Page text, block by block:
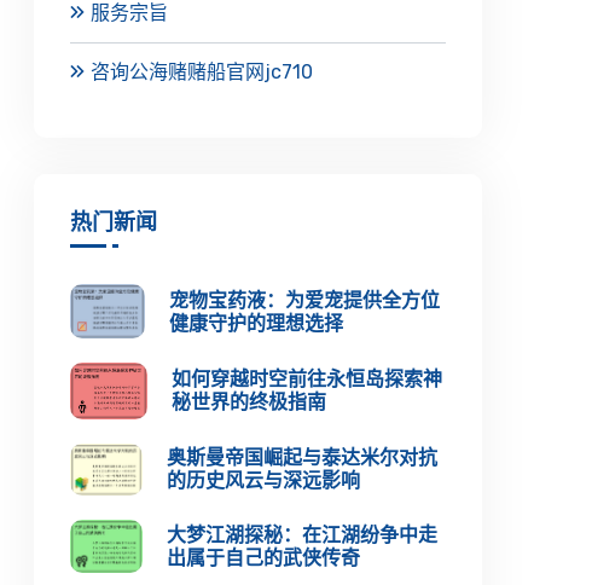
服务宗旨
咨询公海赌赌船官网jc710
热门新闻
宠物宝药液：为爱宠提供全方位
健康守护的理想选择
如何穿越时空前往永恒岛探索神
秘世界的终极指南
奥斯曼帝国崛起与泰达米尔对抗
的历史风云与深远影响
大梦江湖探秘：在江湖纷争中走
出属于自己的武侠传奇